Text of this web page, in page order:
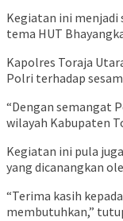
Kegiatan ini menjadi
tema HUT
Kapolres Toraja
Polri terhadap
“Dengan semangat
wilayah Kabupaten
Kegiatan ini pula
yang dicanangkan
“Terima kasih
membutuhkan,”